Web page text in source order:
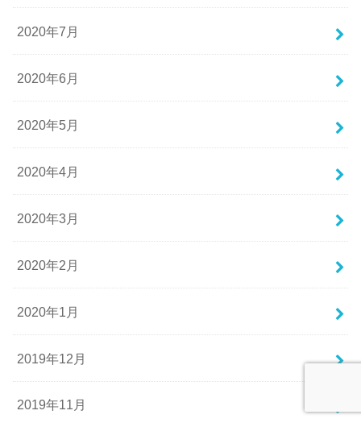
2020年7月
2020年6月
2020年5月
2020年4月
2020年3月
2020年2月
2020年1月
2019年12月
2019年11月